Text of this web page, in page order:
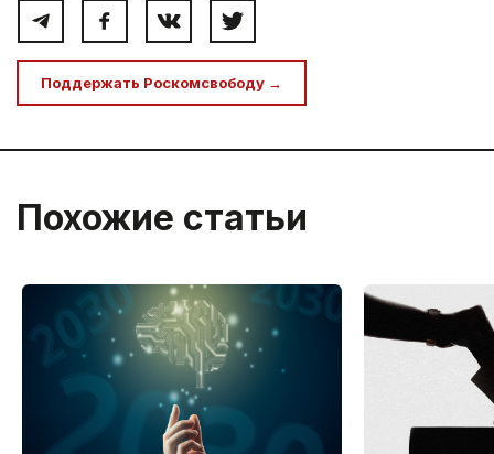
Поддержать Роскомсвободу →
Похожие статьи